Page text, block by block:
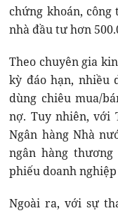
chứng khoán,
nhà đầu tư hơn
Theo chuyên gia
kỳ đáo hạn, nhiều
dùng chiêu mua/
nợ. Tuy nhiên, với
Ngân hàng Nhà
ngân hàng
phiếu doanh
Ngoài ra, với sự